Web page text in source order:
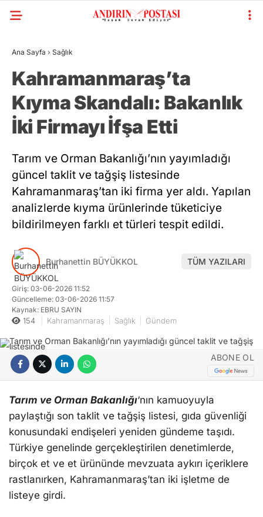
Ana Sayfa › Sağlık
Kahramanmaraş’ta
Kıyma Skandalı: Bakanlık
İki Firmayı İfşa Etti
Tarım ve Orman Bakanlığı’nın yayımladığı
güncel taklit ve tağşiş listesinde
Kahramanmaraş’tan iki firma yer aldı. Yapılan
analizlerde kıyma ürünlerinde tüketiciye
bildirilmeyen farklı et türleri tespit edildi.
Burhanettin BÜYÜKKOL TÜM YAZILARI
Giriş: 03-06-2026 11:52
Güncelleme: 03-06-2026 11:57
Kaynak: EBRU SAYIN
154 Kahramanmaraş Sağlık Gündem
ABONE OL
Tarım ve Orman Bakanlığı‘nın kamuoyuyla
paylaştığı son taklit ve tağşiş listesi, gıda güvenliği
konusundaki endişeleri yeniden gündeme taşıdı.
Türkiye genelinde gerçekleştirilen denetimlerde,
birçok et ve et ürününde mevzuata aykırı içeriklere
rastlanırken, Kahramanmaraş’tan iki işletme de
listeye girdi.